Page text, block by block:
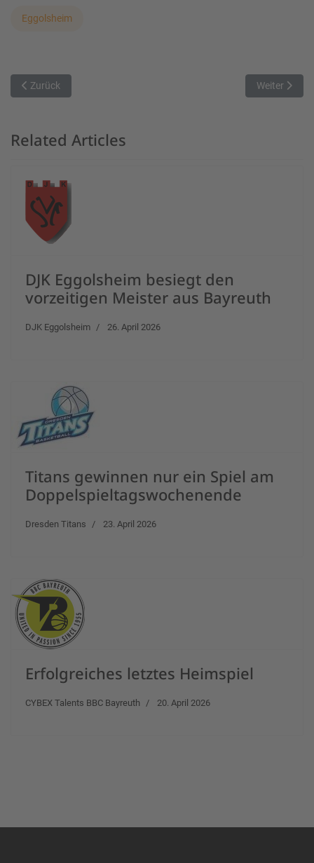
Eggolsheim
Vorheriger Beitrag: Rocketsreserve muss sich Ninersreserve
Zurück Nächster
Weiter
Related Articles
DJK Eggolsheim besiegt den
vorzeitigen Meister aus Bayreuth
DJK Eggolsheim 26. April 2026
Titans gewinnen nur ein Spiel am
Doppelspieltagswochenende
Dresden Titans 23. April 2026
Erfolgreiches letztes Heimspiel
CYBEX Talents BBC Bayreuth 20. April 2026